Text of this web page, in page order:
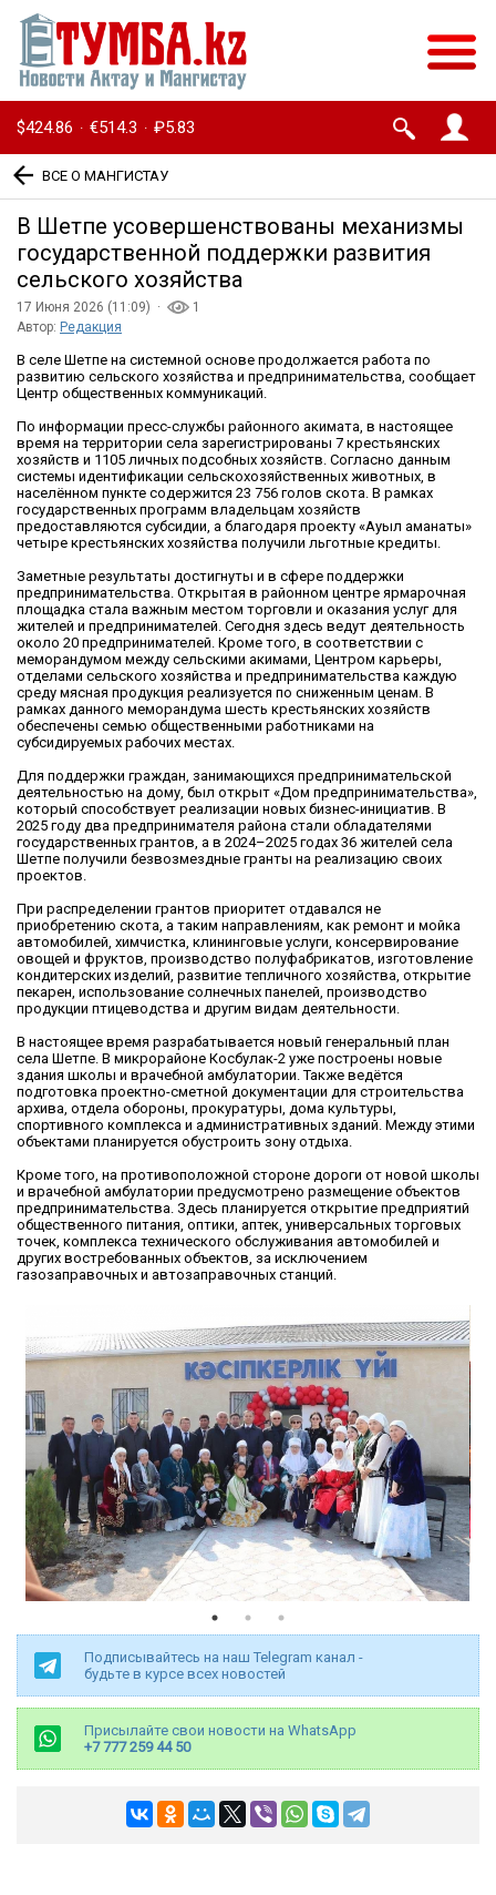
$424.86 · €514.3 · ₽5.83
ВСЕ О МАНГИСТАУ
В Шетпе усовершенствованы механизмы
государственной поддержки развития
сельского хозяйства
17 Июня 2026 (11:09) ·
1
Автор: Редакция
В селе Шетпе на системной основе продолжается работа по
развитию сельского хозяйства и предпринимательства, сообщает
Центр общественных коммуникаций.
По информации пресс-службы районного акимата, в настоящее
время на территории села зарегистрированы 7 крестьянских
хозяйств и 1105 личных подсобных хозяйств. Согласно данным
системы идентификации сельскохозяйственных животных, в
населённом пункте содержится 23 756 голов скота. В рамках
государственных программ владельцам хозяйств
предоставляются субсидии, а благодаря проекту «Ауыл аманаты»
четыре крестьянских хозяйства получили льготные кредиты.
Заметные результаты достигнуты и в сфере поддержки
предпринимательства. Открытая в районном центре ярмарочная
площадка стала важным местом торговли и оказания услуг для
жителей и предпринимателей. Сегодня здесь ведут деятельность
около 20 предпринимателей. Кроме того, в соответствии с
меморандумом между сельскими акимами, Центром карьеры,
отделами сельского хозяйства и предпринимательства каждую
среду мясная продукция реализуется по сниженным ценам. В
рамках данного меморандума шесть крестьянских хозяйств
обеспечены семью общественными работниками на
субсидируемых рабочих местах.
Для поддержки граждан, занимающихся предпринимательской
деятельностью на дому, был открыт «Дом предпринимательства»,
который способствует реализации новых бизнес-инициатив. В
2025 году два предпринимателя района стали обладателями
государственных грантов, а в 2024–2025 годах 36 жителей села
Шетпе получили безвозмездные гранты на реализацию своих
проектов.
При распределении грантов приоритет отдавался не
приобретению скота, а таким направлениям, как ремонт и мойка
автомобилей, химчистка, клининговые услуги, консервирование
овощей и фруктов, производство полуфабрикатов, изготовление
кондитерских изделий, развитие тепличного хозяйства, открытие
пекарен, использование солнечных панелей, производство
продукции птицеводства и другим видам деятельности.
В настоящее время разрабатывается новый генеральный план
села Шетпе. В микрорайоне Косбулак-2 уже построены новые
здания школы и врачебной амбулатории. Также ведётся
подготовка проектно-сметной документации для строительства
архива, отдела обороны, прокуратуры, дома культуры,
спортивного комплекса и административных зданий. Между этими
объектами планируется обустроить зону отдыха.
Кроме того, на противоположной стороне дороги от новой школы
и врачебной амбулатории предусмотрено размещение объектов
предпринимательства. Здесь планируется открытие предприятий
общественного питания, оптики, аптек, универсальных торговых
точек, комплекса технического обслуживания автомобилей и
других востребованных объектов, за исключением
газозаправочных и автозаправочных станций.
Подписывайтесь на наш Telegram канал -
будьте в курсе всех новостей
Присылайте свои новости на WhatsApp
+7 777 259 44 50